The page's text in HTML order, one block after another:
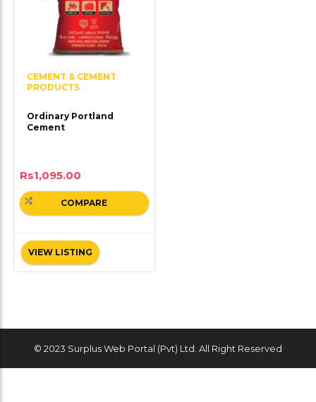
CEMENT & CEMENT
PRODUCTS
Ordinary Portland
Cement
Rs1,095.00
VIEW LISTING
COMPARE
© 2023 Surplus Web Portal (Pvt) Ltd. All Right Reserved